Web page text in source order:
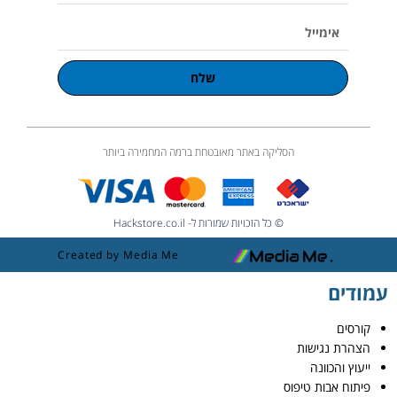
שלח
הסליקה באתר מאובטחת ברמה המחמירה ביותר
© כל הזכויות שמורות ל- Hackstore.co.il
Created by Media Me
עמודים
קורסים
הצהרת נגישות
ייעוץ והכוונה
פיתוח אבות טיפוס